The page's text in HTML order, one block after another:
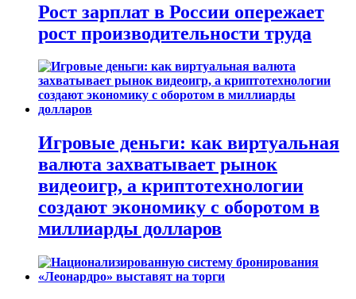
Рост зарплат в России опережает
рост производительности труда
Игровые деньги: как виртуальная
валюта захватывает рынок
видеоигр, а криптотехнологии
создают экономику с оборотом в
миллиарды долларов